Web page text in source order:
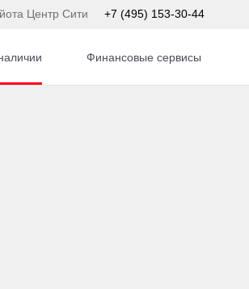
Центр Сити +7 (495) 153-30-44
Финансовые сервисы